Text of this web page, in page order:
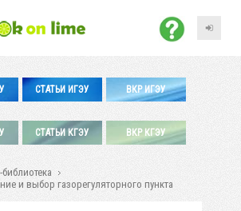
СТАТЬИ ИГЭУ ВКР ИГЭУ
СТАТЬИ КГЭУ ВКР КГЭУ
библиотека
и выбор газорегуляторного пункта